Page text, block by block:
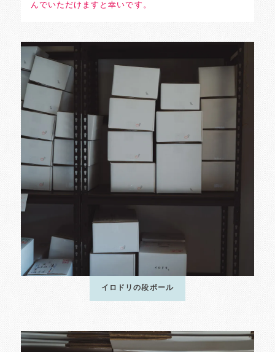
んでいただけますと幸いです。
イロドリの段ボール